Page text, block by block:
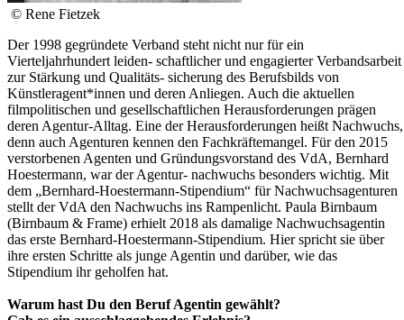
© Rene Fietzek
Der 1998 gegründete Verband steht nicht nur für ein
Vierteljahrhundert leiden- schaftlicher und engagierter Verbandsarbeit
zur Stärkung und Qualitäts- sicherung des Berufsbilds von
Künstleragent*innen und deren Anliegen. Auch die aktuellen
filmpolitischen und gesellschaftlichen Herausforderungen prägen
deren Agentur-Alltag. Eine der Herausforderungen heißt Nachwuchs,
denn auch Agenturen kennen den Fachkräftemangel. Für den 2015
verstorbenen Agenten und Gründungsvorstand des VdA, Bernhard
Hoestermann, war der Agentur- nachwuchs besonders wichtig. Mit
dem „Bernhard-Hoestermann-Stipendium“ für Nachwuchsagenturen
stellt der VdA den Nachwuchs ins Rampenlicht. Paula Birnbaum
(Birnbaum & Frame) erhielt 2018 als damalige Nachwuchsagentin
das erste Bernhard-Hoestermann-Stipendium. Hier spricht sie über
ihre ersten Schritte als junge Agentin und darüber, wie das
Stipendium ihr geholfen hat.
Warum hast Du den Beruf Agentin gewählt?